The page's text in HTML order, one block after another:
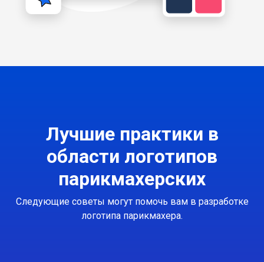
Лучшие практики в
области логотипов
парикмахерских
Следующие советы могут помочь вам в разработке
логотипа парикмахера.